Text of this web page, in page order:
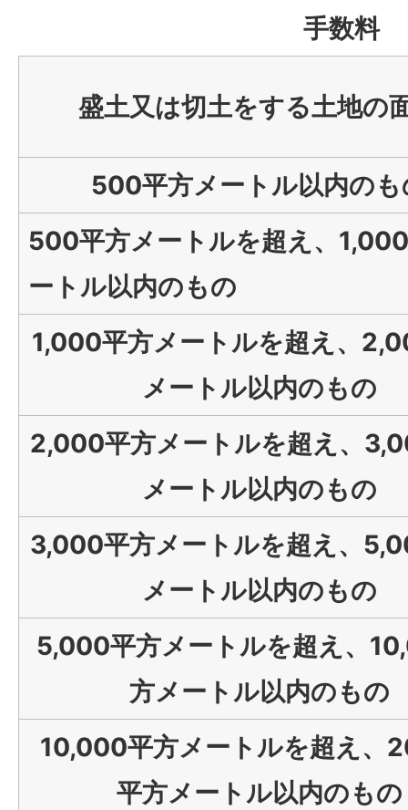
手数料
盛土又は切土をする土地の
500平方メートル以内のも
500平方メートルを超え、
ートル以内のもの
1,000平方メートルを超え、
メートル以内のもの
2,000平方メートルを超え、
メートル以内のもの
3,000平方メートルを超え、
メートル以内のもの
5,000平方メートルを超え、
方メートル以内のもの
10,000平方メートルを超え、
平方メートル以内のもの